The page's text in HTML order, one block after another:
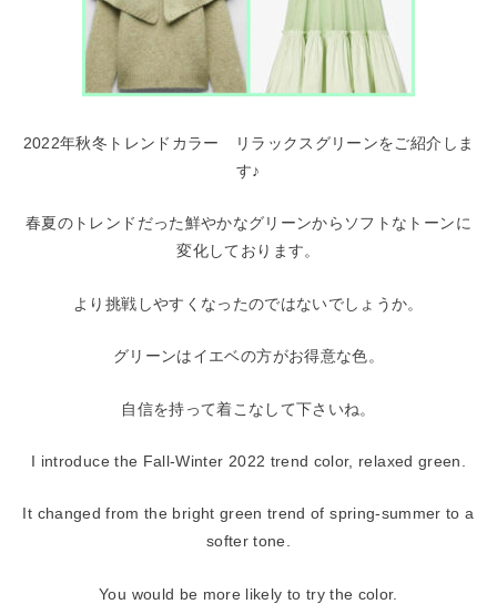
2022年秋冬トレンドカラー リラックスグリーンをご紹介しま
す♪
春夏のトレンドだった鮮やかなグリーンからソフトなトーンに
変化しております。
より挑戦しやすくなったのではないでしょうか。
グリーンはイエベの方がお得意な色。
自信を持って着こなして下さいね。
I introduce the Fall-Winter 2022 trend color, relaxed green.
It changed from the bright green trend of spring-summer to a
softer tone.
You would be more likely to try the color.